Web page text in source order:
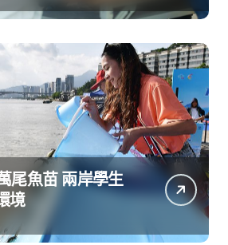
尾魚苗 兩岸學生
境